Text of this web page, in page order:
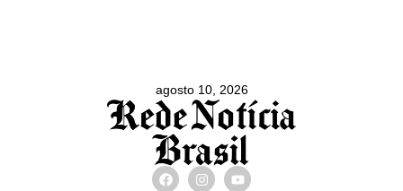
agosto 10, 2026